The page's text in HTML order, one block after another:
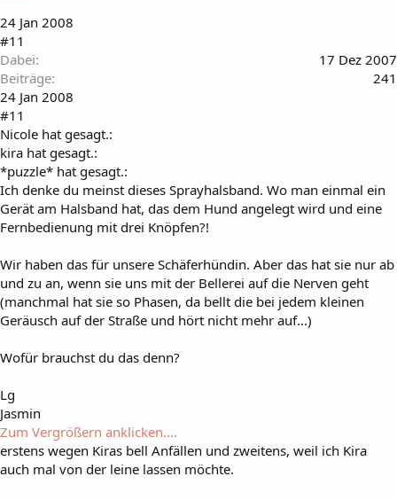
24 Jan 2008
#11
Dabei
17 Dez 2007
Beiträge
241
24 Jan 2008
#11
Nicole hat gesagt.:
kira hat gesagt.:
*puzzle* hat gesagt.:
Ich denke du meinst dieses Sprayhalsband. Wo man einmal ein
Gerät am Halsband hat, das dem Hund angelegt wird und eine
Fernbedienung mit drei Knöpfen?!
Wir haben das für unsere Schäferhündin. Aber das hat sie nur ab
und zu an, wenn sie uns mit der Bellerei auf die Nerven geht
(manchmal hat sie so Phasen, da bellt die bei jedem kleinen
Geräusch auf der Straße und hört nicht mehr auf...)
Wofür brauchst du das denn?
Lg
Jasmin
Zum Vergrößern anklicken....
erstens wegen Kiras bell Anfällen und zweitens, weil ich Kira
auch mal von der leine lassen möchte.